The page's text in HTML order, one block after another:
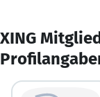
XING